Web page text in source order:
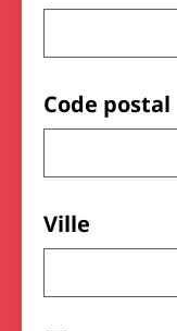
Code postal
Ville